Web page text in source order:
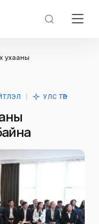
ухааны
УЛС ТӨР